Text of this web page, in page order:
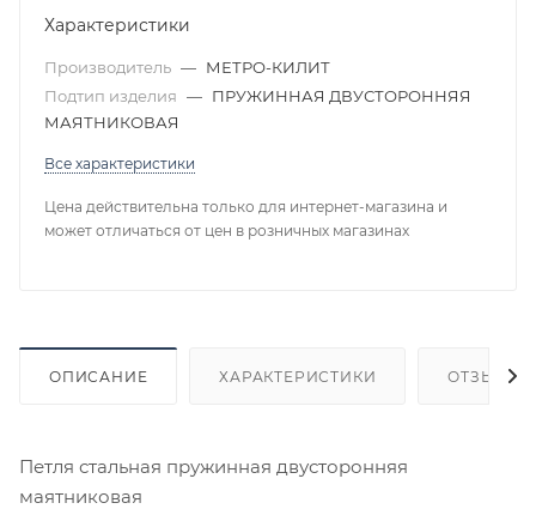
Характеристики
Производитель — МЕТРО-КИЛИТ
Подтип изделия — ПРУЖИННАЯ ДВУСТОРОННЯЯ
МАЯТНИКОВАЯ
Все характеристики
Цена действительна только для интернет-магазина и
может отличаться от цен в розничных магазинах
ОПИСАНИЕ ХАРАКТЕРИСТИКИ ОТЗЫВЫ
Петля стальная пружинная двусторонняя
маятниковая